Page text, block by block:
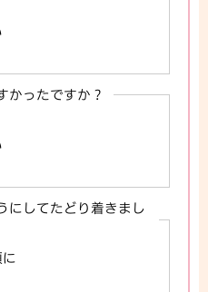
かったですか？
にしてたどり着きまし
に